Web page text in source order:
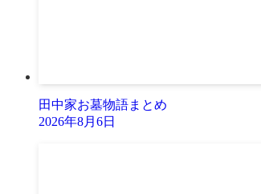
田中家お墓物語まとめ
2026年8月6日